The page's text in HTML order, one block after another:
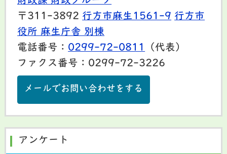
〒311-3892 行方市麻生1561-9 行方市
役所 麻生庁舎 別棟
電話番号： 0299-72-0811
（代表）
ファクス番号：0299-72-3226
メールでお問い合わせをする
アンケート